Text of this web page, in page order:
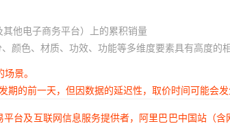
他电子商务平台）上的累积销量
颜色、材质、功效、功能等多维度要素具有高度的
景。
期的前一天，但因数据的延迟性，取价时间可能会
台及互联网信息服务提供者，阿里巴巴中国站（